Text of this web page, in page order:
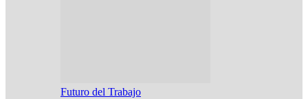
Futuro del Trabajo